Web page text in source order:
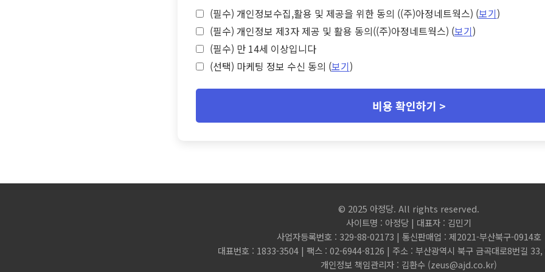
(필수) 개인정보수집,활용 및 제공을 위한 동의 ((주)아정네트웍스) (보기)
(필수) 개인정보 제3자 제공 및 활용 동의((주)아정네트웍스) (보기)
(필수) 만 14세 이상입니다
(선택) 마케팅 정보 수신 동의 (보기)
비용 확인하기 >
© 2025 아정당. All rights reserved.
사이트명 : 아정당 | 대표자 : 김민기
사업자등록번호 : 329-88-02173 | 통신판매업 : 제2021-부산북구-0914호
대표번호 : 1833-3504 | 팩스 : 02-6944-8126 | 주소 : 부산광역시 북구 금곡대로8번길 33,
개인정보 책임관리자 : 김환수 (zeus@ajd.co.kr)